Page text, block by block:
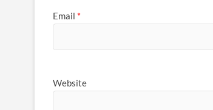
Email *
Website